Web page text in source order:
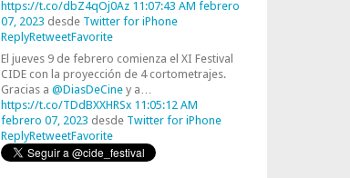
https://t.co/dbZ4qOj0Az 11:07:43 AM febrero
07, 2023 desde Twitter for iPhone
ReplyRetweetFavorite
El jueves 9 de febrero comienza el XI Festival
CIDE con la proyección de 4 cortometrajes.
Gracias a @DiasDeCine y a…
https://t.co/TDdBXXHRSx 11:05:12 AM
febrero 07, 2023 desde Twitter for iPhone
ReplyRetweetFavorite